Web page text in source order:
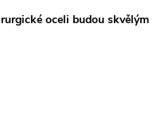
oceli budou skvělým